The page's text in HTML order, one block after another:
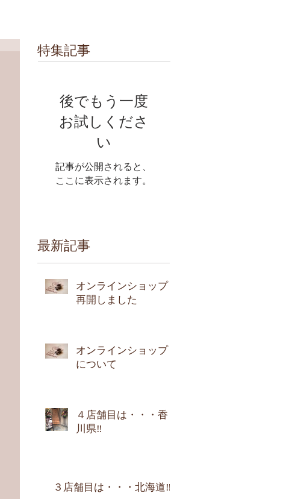
特集記事
後でもう一度
お試しくださ
い
記事が公開されると、
ここに表示されます。
最新記事
オンラインショップ
再開しました
オンラインショップ
について
４店舗目は・・・香
川県‼︎
３店舗目は・・・北海道‼︎